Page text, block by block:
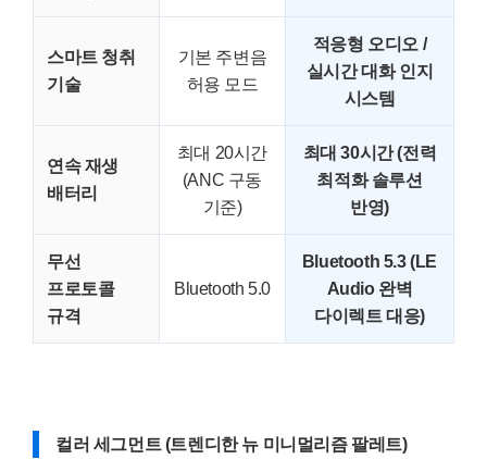
스마트 청취
기술
기본 주변음
허용 모드
적응형 오디오 /
실시간 대화 인지
시스템
연속 재생
배터리
최대 20시간
(ANC 구동
기준)
최대 30시간 (전력
최적화 솔루션
반영)
무선
프로토콜
규격
Bluetooth 5.0
Bluetooth 5.3 (LE
Audio 완벽
다이렉트 대응)
컬러 세그먼트 (트렌디한 뉴 미니멀리즘 팔레트)